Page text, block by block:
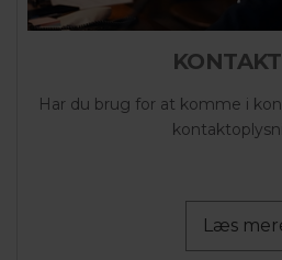
Har du brug for at komme i
Læs